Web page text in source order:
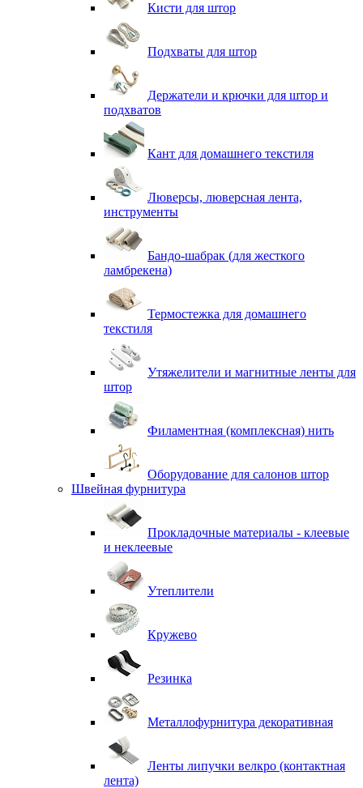
Кисти для штор
Подхваты для штор
Держатели и крючки для штор и
подхватов
Кант для домашнего текстиля
Люверсы, люверсная лента,
инструменты
Бандо-шабрак (для жесткого
ламбрекена)
Термостежка для домашнего
текстиля
Утяжелители и магнитные ленты для
штор
Филаментная (комплексная) нить
Оборудование для салонов штор
Швейная фурнитура
Прокладочные материалы - клеевые
и неклеевые
Утеплители
Кружево
Резинка
Металлофурнитура декоративная
Ленты липучки велкро (контактная
лента)